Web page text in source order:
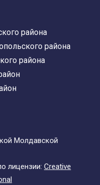
района
района
района
Молдавской
лицензии: Creative